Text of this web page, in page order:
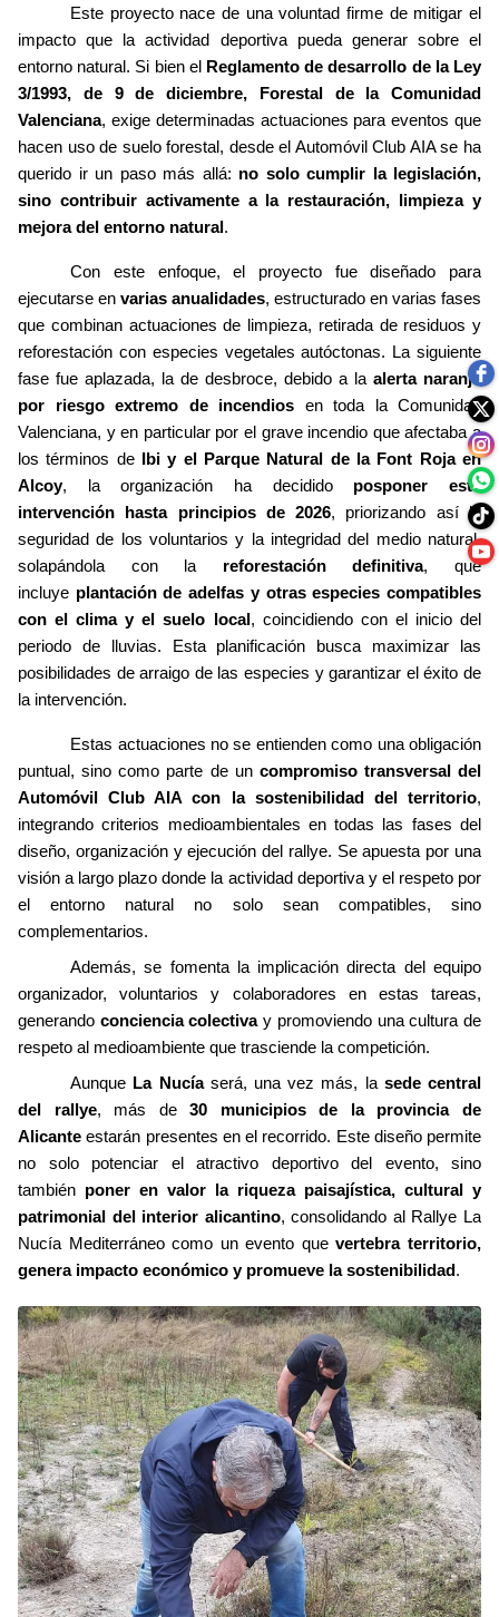
Este proyecto nace de una voluntad firme de mitigar el
impacto que la actividad deportiva pueda generar sobre el
entorno natural. Si bien el Reglamento de desarrollo de la Ley
3/1993, de 9 de diciembre, Forestal de la Comunidad
Valenciana, exige determinadas actuaciones para eventos que
hacen uso de suelo forestal, desde el Automóvil Club AIA se ha
querido ir un paso más allá: no solo cumplir la legislación,
sino contribuir activamente a la restauración, limpieza y
mejora del entorno natural.
Con este enfoque, el proyecto fue diseñado para
ejecutarse en varias anualidades, estructurado en varias fases
que combinan actuaciones de limpieza, retirada de residuos y
reforestación con especies vegetales autóctonas. La siguiente
fase fue aplazada, la de desbroce, debido a la alerta naranja
por riesgo extremo de incendios en toda la Comunidad
Valenciana, y en particular por el grave incendio que afectaba a
los términos de Ibi y el Parque Natural de la Font Roja en
Alcoy, la organización ha decidido posponer esta
intervención hasta principios de 2026, priorizando así la
seguridad de los voluntarios y la integridad del medio natural,
solapándola con la reforestación definitiva, que
incluye plantación de adelfas y otras especies compatibles
con el clima y el suelo local, coincidiendo con el inicio del
periodo de lluvias. Esta planificación busca maximizar las
posibilidades de arraigo de las especies y garantizar el éxito de
la intervención.
Estas actuaciones no se entienden como una obligación
puntual, sino como parte de un compromiso transversal del
Automóvil Club AIA con la sostenibilidad del territorio,
integrando criterios medioambientales en todas las fases del
diseño, organización y ejecución del rallye. Se apuesta por una
visión a largo plazo donde la actividad deportiva y el respeto por
el entorno natural no solo sean compatibles, sino
complementarios.
Además, se fomenta la implicación directa del equipo
organizador, voluntarios y colaboradores en estas tareas,
generando conciencia colectivay promoviendo una cultura de
respeto al medioambiente que trasciende la competición.
Aunque La Nucíaserá, una vez más, la sede central
del rallye, más de30 municipios de la provincia de
Alicante estarán presentes en el recorrido. Este diseño permite
no solo potenciar el atractivo deportivo del evento, sino
también poner en valor la riqueza paisajística, cultural y
patrimonial del interior alicantino, consolidando al Rallye La
Nucía Mediterráneo como un evento quevertebra territorio,
genera impacto económico y promueve la sostenibilidad.